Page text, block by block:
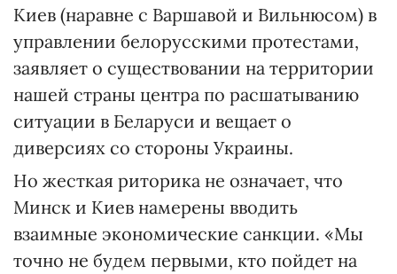
Киев (наравне с Варшавой и Вильнюсом) в
управлении белорусскими протестами,
заявляет о существовании на территории
нашей страны центра по расшатыванию
ситуации в Беларуси и вещает о
диверсиях со стороны Украины.
Но жесткая риторика не означает, что
Минск и Киев намерены вводить
взаимные экономические санкции. «Мы
точно не будем первыми, кто пойдет на